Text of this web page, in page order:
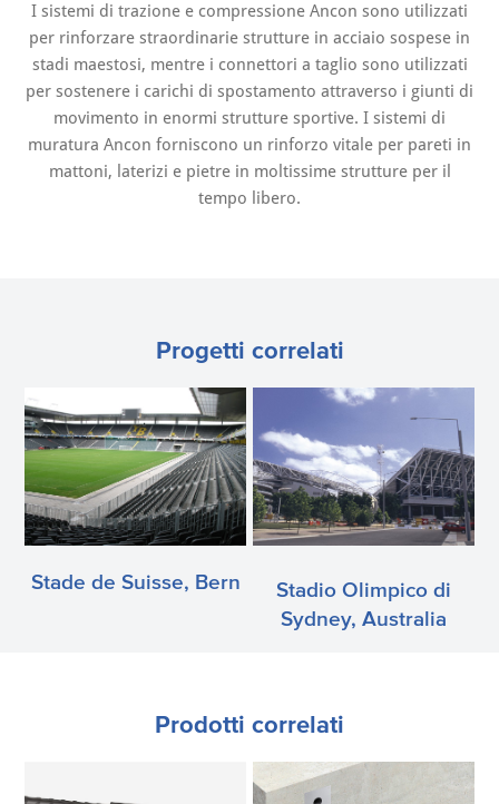
I sistemi di trazione e compressione Ancon sono utilizzati
per rinforzare straordinarie strutture in acciaio sospese in
stadi maestosi, mentre i connettori a taglio sono utilizzati
per sostenere i carichi di spostamento attraverso i giunti di
movimento in enormi strutture sportive. I sistemi di
muratura Ancon forniscono un rinforzo vitale per pareti in
mattoni, laterizi e pietre in moltissime strutture per il
tempo libero.
Progetti correlati
Stade de Suisse, Bern
Stadio Olimpico di
Sydney, Australia
Prodotti correlati